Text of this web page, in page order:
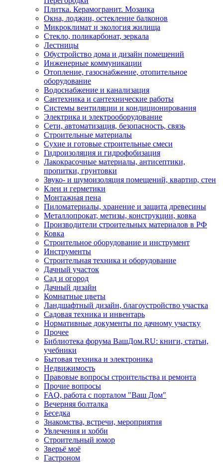
Плитка. Керамогранит. Мозаика
Окна, лоджии, остекление балконов
Микроклимат и экология жилища
Стекло, поликарбонат, зеркала
Лестницы
Обустройство дома и дизайн помещений
Инженерные коммуникации
Отопление, газоснабжение, отопительное
оборудование
Водоснабжение и канализация
Сантехника и сантехнические работы
Системы вентиляции и кондиционирования
Электрика и электрооборудование
Сети, автоматизация, безопасность, связь
Строительные материалы
Сухие и готовые строительные смеси
Гидроизоляция и гидрофобизация
Лакокрасочные материалы, антисептики,
пропитки, грунтовки
Звуко- и шумоизоляция помещений, квартир, стен
Клеи и герметики
Монтажная пена
Пиломатериалы, хранение и защита древесины
Металлопрокат, метизы, конструкции, ковка
Производители строительных материалов в РФ
Ковка
Строительное оборудование и инструмент
Инструменты
Строительная техника и оборудование
Дачный участок
Сад и огород
Дачный дизайн
Комнатные цветы
Ландшафтный дизайн, благоустройство участка
Садовая техника и инвентарь
Нормативные документы по дачному участку
Прочее
Библиотека форума ВашДом.RU: книги, статьи,
учебники
Бытовая техника и электроника
Недвижимость
Правовые вопросы строительства и ремонта
Прочие вопросы
FAQ, работа с порталом "Ваш Дом"
Вечерняя болталка
Беседка
Знакомства, встречи, мероприятия
Увлечения и хобби
Строительный юмор
Зверьё моё
Гастроном